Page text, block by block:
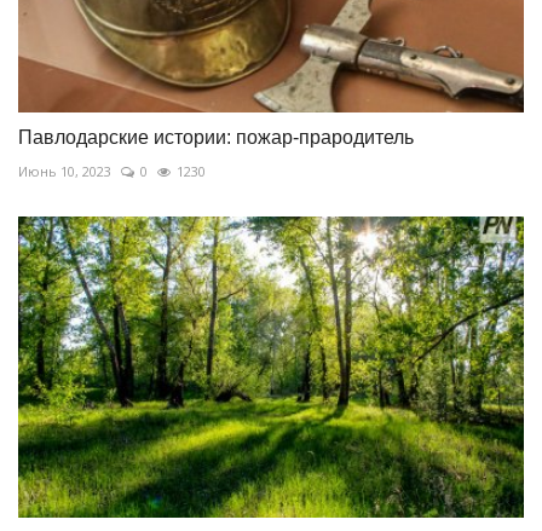
Павлодарские истории: пожар-прародитель
Июнь 10, 2023 0 1230